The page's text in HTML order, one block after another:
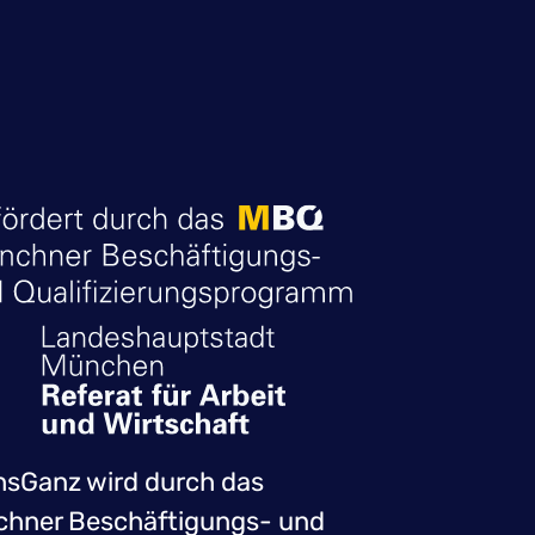
wird durch das
Beschäftigungs- und